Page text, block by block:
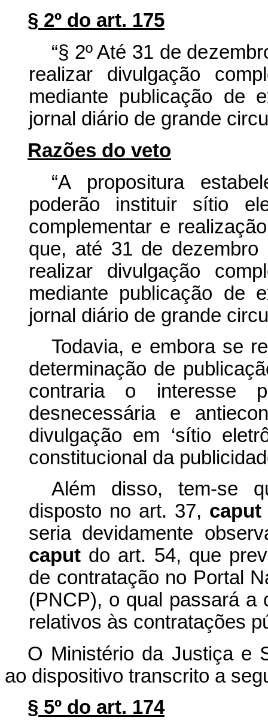
§ 2º do art. 175
“§ 2º Até 31 de
realizar divulgação
mediante publicação de
jornal diário de grande
Razões do veto
“A propositura
poderão instituir sítio
complementar e
que, até 31 de
realizar divulgação
mediante publicação de
jornal diário de grande
Todavia, e embora se
determinação de
contraria o interesse
desnecessária e
divulgação em ‘sítio
constitucional da
Além disso, tem-se
disposto no art. 37, caput
seria devidamente
caput do art. 54, que
de contratação no Portal
(PNCP), o qual passará a
relativos às contratações
O Ministério da Justiça e
ao dispositivo transcrito a
§ 5º do art. 174